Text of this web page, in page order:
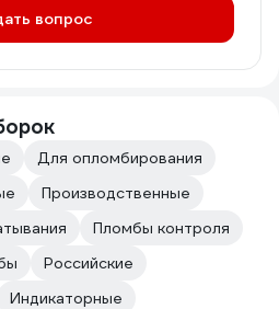
вопрос
Для опломбирования
Производственные
Пломбы контроля
Российские
Индикаторные